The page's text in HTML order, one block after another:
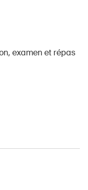
examen et répas